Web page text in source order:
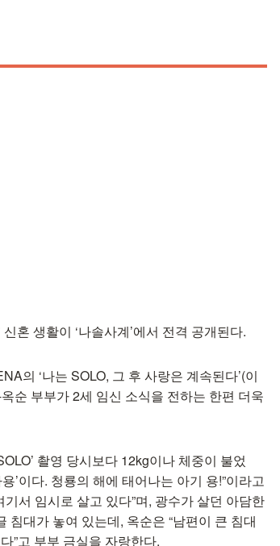
혼 생활이 ‘나솔사계’에서 전격 공개된다.
의 ‘나는 SOLO, 그 후 사랑은 계속된다’(이
순 부부가 2세 임신 소식을 전하는 한편 더욱
촬영 당시보다 12kg이나 체중이 불었
’이다. 청룡의 해에 태어나는 아기 용!”이라고
서 임시로 살고 있다”며, 광수가 살던 아담한
대가 놓여 있는데, 옥순은 “남편이 큰 침대
”고 부부 금실을 자랑한다.